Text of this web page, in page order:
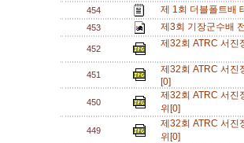
454 제 1회 더블폴트배
453 제3회 기장군수배
452 제32회 ATRC 서진
451
제32회 ATRC 서진
[0]
450
제32회 ATRC 서진
위[0]
449
제32회 ATRC 서진
위[0]